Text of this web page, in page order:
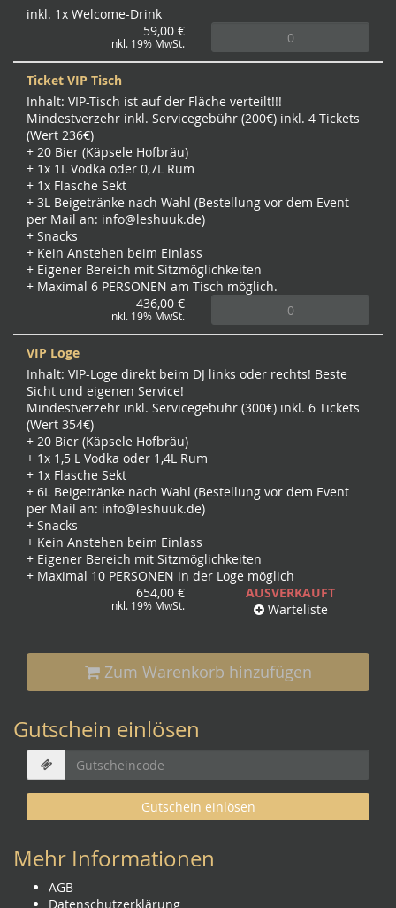
inkl. 1x Welcome-Drink
59,00 €
inkl. 19% MwSt.
Ticket VIP Tisch
Inhalt: VIP-Tisch ist auf der Fläche verteilt!!!
Mindestverzehr inkl. Servicegebühr (200€) inkl. 4 Tickets
(Wert 236€)
+ 20 Bier (Käpsele Hofbräu)
+ 1x 1L Vodka oder 0,7L Rum
+ 1x Flasche Sekt
+ 3L Beigetränke nach Wahl (Bestellung vor dem Event
per Mail an: info@leshuuk.de)
+ Snacks
+ Kein Anstehen beim Einlass
+ Eigener Bereich mit Sitzmöglichkeiten
+ Maximal 6 PERSONEN am Tisch möglich.
436,00 €
inkl. 19% MwSt.
VIP Loge
Inhalt: VIP-Loge direkt beim DJ links oder rechts! Beste
Sicht und eigenen Service!
Mindestverzehr inkl. Servicegebühr (300€) inkl. 6 Tickets
(Wert 354€)
+ 20 Bier (Käpsele Hofbräu)
+ 1x 1,5 L Vodka oder 1,4L Rum
+ 1x Flasche Sekt
+ 6L Beigetränke nach Wahl (Bestellung vor dem Event
per Mail an: info@leshuuk.de)
+ Snacks
+ Kein Anstehen beim Einlass
+ Eigener Bereich mit Sitzmöglichkeiten
+ Maximal 10 PERSONEN in der Loge möglich
654,00 €
inkl. 19% MwSt.
AUSVERKAUFT
Warteliste
Zum Warenkorb hinzufügen
Gutschein einlösen
Gutschein einlösen
Mehr Informationen
AGB
Datenschutzerklärung